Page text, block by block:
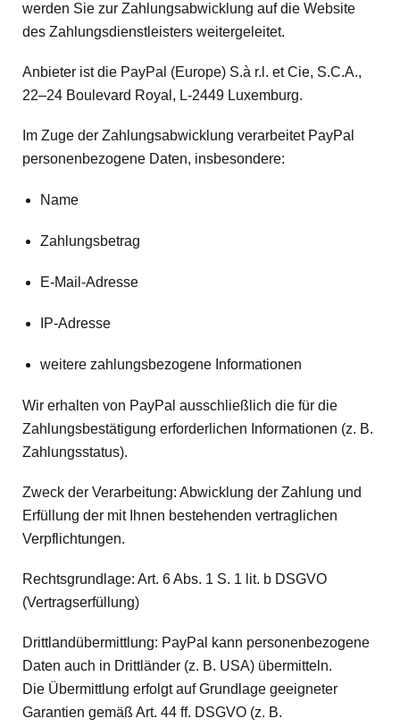
werden Sie zur Zahlungsabwicklung auf die Website
des Zahlungsdienstleisters weitergeleitet.
Anbieter ist die PayPal (Europe) S.à r.l. et Cie, S.C.A.,
22–24 Boulevard Royal, L-2449 Luxemburg.
Im Zuge der Zahlungsabwicklung verarbeitet PayPal
personenbezogene Daten, insbesondere:
Name
Zahlungsbetrag
E-Mail-Adresse
IP-Adresse
weitere zahlungsbezogene Informationen
Wir erhalten von PayPal ausschließlich die für die
Zahlungsbestätigung erforderlichen Informationen (z. B.
Zahlungsstatus).
Zweck der Verarbeitung: Abwicklung der Zahlung und
Erfüllung der mit Ihnen bestehenden vertraglichen
Verpflichtungen.
Rechtsgrundlage: Art. 6 Abs. 1 S. 1 lit. b DSGVO
(Vertragserfüllung)
Drittlandübermittlung: PayPal kann personenbezogene
Daten auch in Drittländer (z. B. USA) übermitteln.
Die Übermittlung erfolgt auf Grundlage geeigneter
Garantien gemäß Art. 44 ff. DSGVO (z. B.